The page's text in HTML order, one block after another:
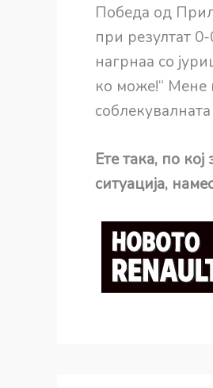
Победа од
при резултат
нагрнаа со
ко може!“ Мене
Ете така, по
ситуација,